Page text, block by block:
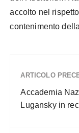
accolto nel
contenimento
ARTICOLO
Accademia
Lugansky in